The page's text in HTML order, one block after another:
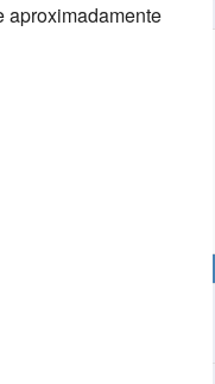
aproximadamente